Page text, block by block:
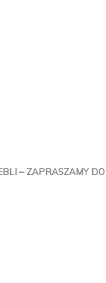
– ZAPRASZAMY